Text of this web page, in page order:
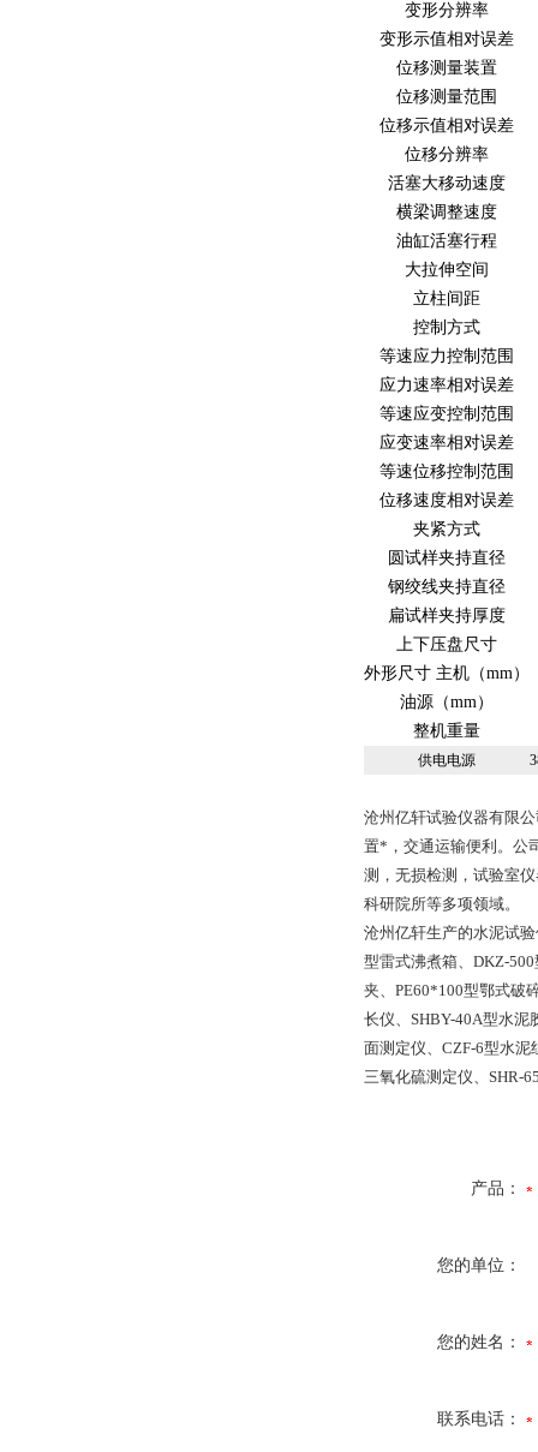
变形分辨率
变形示值相对误差
位移测量装置
位移测量范围
位移示值相对误差
位移分辨率
活塞大移动速度
横梁调整速度
油缸活塞行程
大拉伸空间
立柱间距
控制方式
等速应力控制范围
应力速率相对误差
等速应变控制范围
应变速率相对误差
等速位移控制范围
位移速度相对误差
夹紧方式
圆试样夹持直径
钢绞线夹持直径
扁试样夹持厚度
上下压盘尺寸
外形尺寸 主机（mm）
油源（mm）
整机重量
供电电源
沧州亿轩试验仪器有限
置*，交通运输便利。公
测，无损检测，试验室
科研院所等多项领域。
沧州亿轩生产的水泥试
型雷式沸煮箱、DKZ-
夹、PE60*100型鄂式破
长仪、SHBY-40A型水
面测定仪、CZF-6型水
三氧化硫测定仪、SHR-
产品：
您的单位：
您的姓名：
联系电话：